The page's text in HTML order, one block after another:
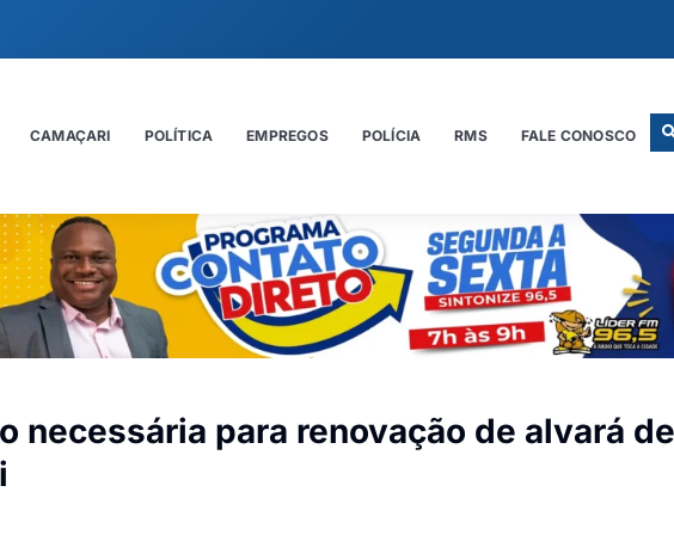
CAMAÇARI POLÍTICA EMPREGOS POLÍCIA RMS FALE CONOSCO
necessária para renovação de alvará de